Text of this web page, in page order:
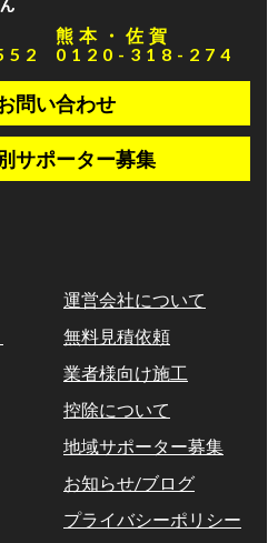
熊本・佐賀
0120-318-274
問い合わせ
サポーター募集
運営会社について
無料見積依頼
業者様向け施工
控除について
地域サポーター募集
お知らせ/ブログ
プライバシーポリシー